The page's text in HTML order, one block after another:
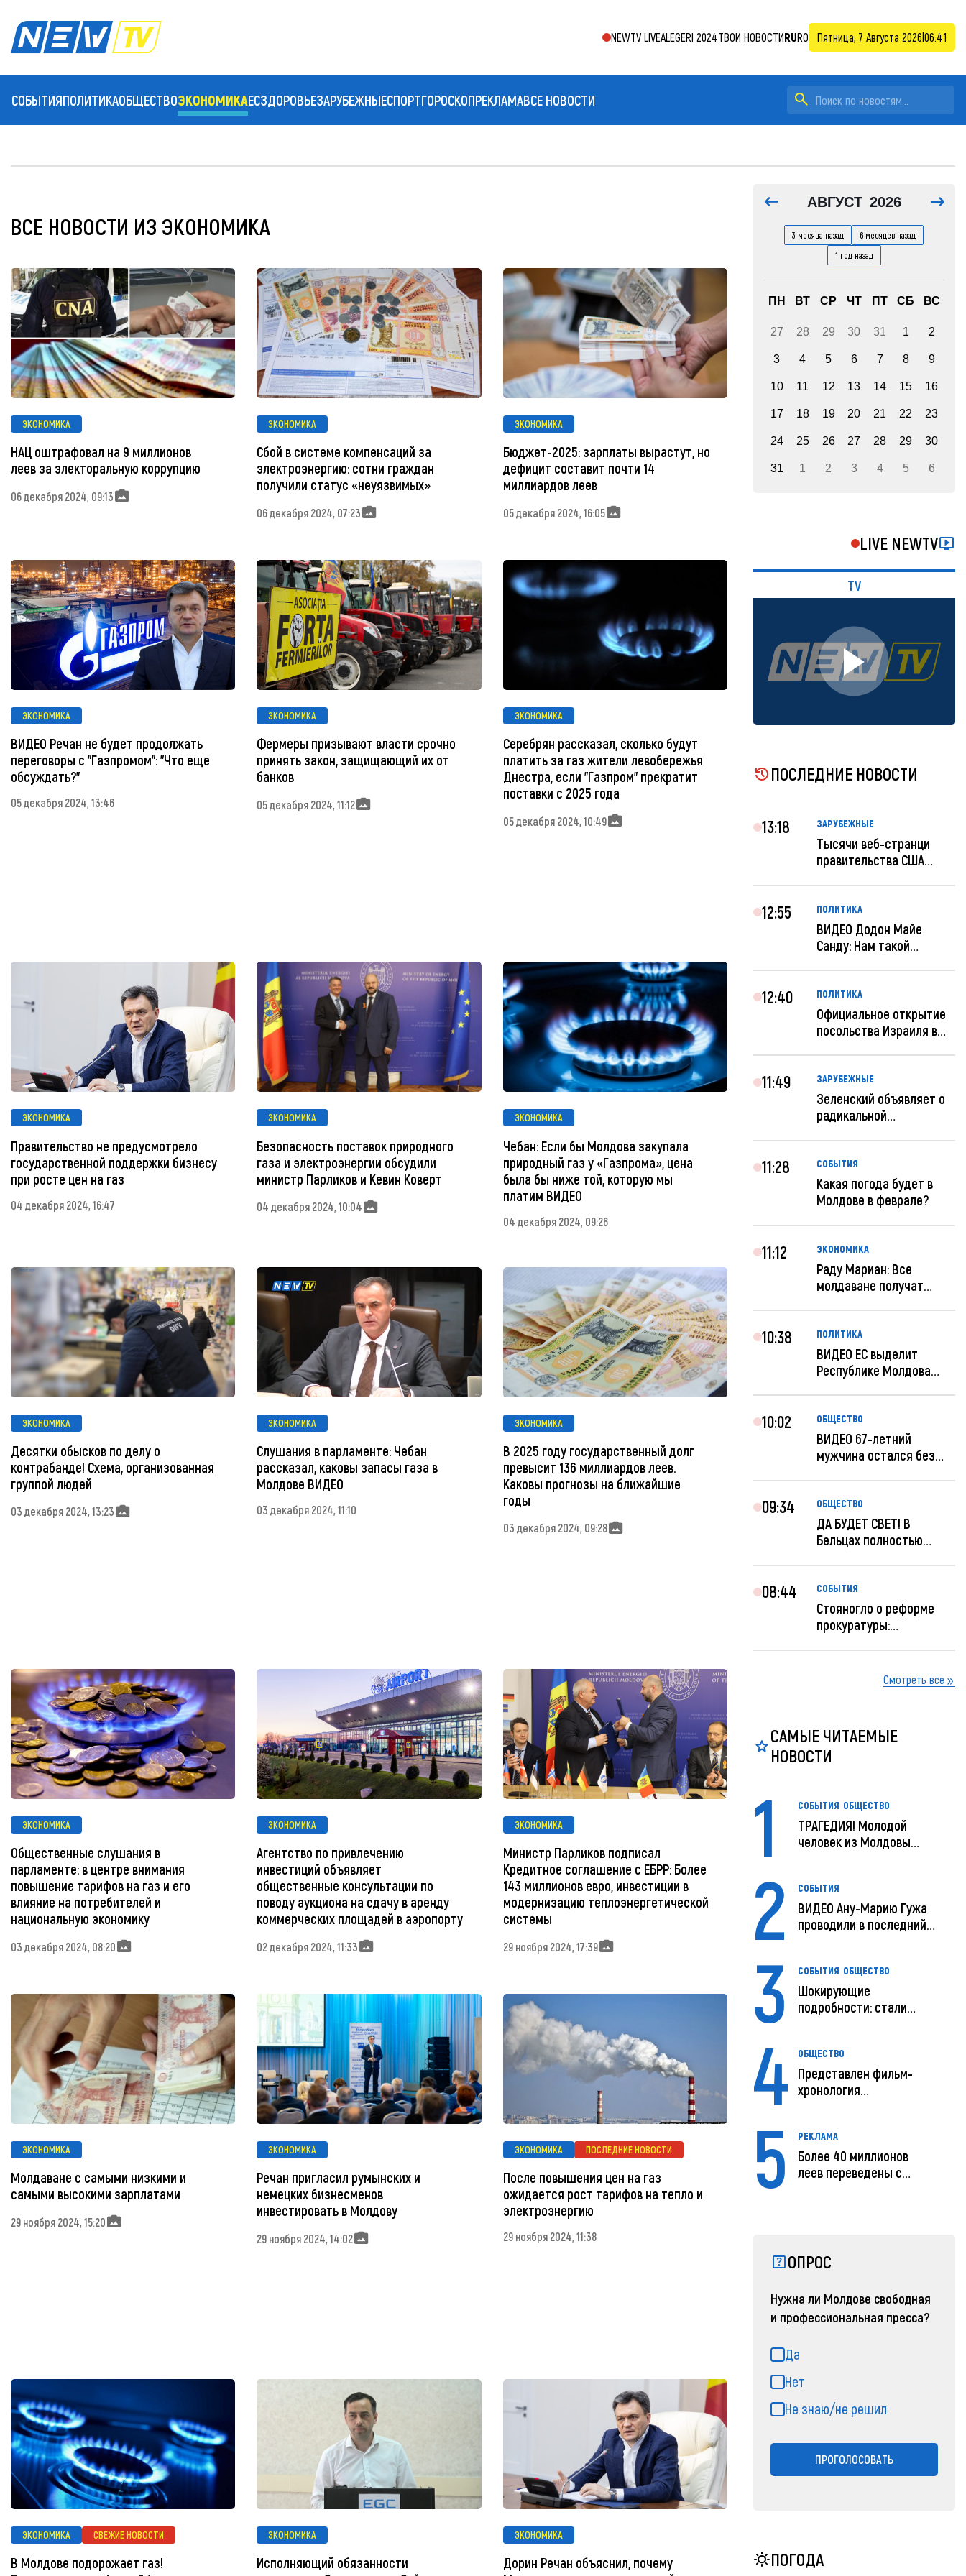
NEWTV LIVEALEGERI 2024ТВОИ НОВОСТИRURO Пятница, 7 Августа 2026 06:41
СОБЫТИЯПОЛИТИКАОБЩЕСТВОЭКОНОМИКАЕСЗДОРОВЬЕЗАРУБЕЖНЫЕСПОРТГОРОСКОПРЕКЛАМАВСЕ НОВОСТИ
ВСЕ НОВОСТИ ИЗ ЭКОНОМИКА
ЭКОНОМИКА
НАЦ оштрафовал на 9 миллионов
леев за электоральную коррупцию
06 декабря 2024, 09:13
ЭКОНОМИКА
Сбой в системе компенсаций за
электроэнергию: сотни граждан
получили статус «неуязвимых»
06 декабря 2024, 07:23
ЭКОНОМИКА
Бюджет-2025: зарплаты вырастут, но
дефицит составит почти 14
миллиардов леев
05 декабря 2024, 16:05
ЭКОНОМИКА
ВИДЕО Речан не будет продолжать
переговоры с "Газпромом": "Что еще
обсуждать?"
05 декабря 2024, 13:46
ЭКОНОМИКА
Фермеры призывают власти срочно
принять закон, защищающий их от
банков
05 декабря 2024, 11:12
ЭКОНОМИКА
Серебрян рассказал, сколько будут
платить за газ жители левобережья
Днестра, если "Газпром" прекратит
поставки с 2025 года
05 декабря 2024, 10:49
ЭКОНОМИКА
Правительство не предусмотрело
государственной поддержки бизнесу
при росте цен на газ
04 декабря 2024, 16:47
ЭКОНОМИКА
Безопасность поставок природного
газа и электроэнергии обсудили
министр Парликов и Кевин Коверт
04 декабря 2024, 10:04
ЭКОНОМИКА
Чебан: Если бы Молдова закупала
природный газ у «Газпрома», цена
была бы ниже той, которую мы
платим ВИДЕО
04 декабря 2024, 09:26
ЭКОНОМИКА
Десятки обысков по делу о
контрабанде! Схема, организованная
группой людей
03 декабря 2024, 13:23
ЭКОНОМИКА
Слушания в парламенте: Чебан
рассказал, каковы запасы газа в
Молдове ВИДЕО
03 декабря 2024, 11:10
ЭКОНОМИКА
В 2025 году государственный долг
превысит 136 миллиардов леев.
Каковы прогнозы на ближайшие
годы
03 декабря 2024, 09:28
ЭКОНОМИКА
Общественные слушания в
парламенте: в центре внимания
повышение тарифов на газ и его
влияние на потребителей и
национальную экономику
03 декабря 2024, 08:20
ЭКОНОМИКА
Агентство по привлечению
инвестиций объявляет
общественные консультации по
поводу аукциона на сдачу в аренду
коммерческих площадей в аэропорту
02 декабря 2024, 11:33
ЭКОНОМИКА
Министр Парликов подписал
Кредитное соглашение с ЕБРР: Более
143 миллионов евро, инвестиции в
модернизацию теплоэнергетической
системы
29 ноября 2024, 17:39
ЭКОНОМИКА
Молдаване с самыми низкими и
самыми высокими зарплатами
29 ноября 2024, 15:20
ЭКОНОМИКА
Речан пригласил румынских и
немецких бизнесменов
инвестировать в Молдову
29 ноября 2024, 14:02
ЭКОНОМИКА ПОСЛЕДНИЕ НОВОСТИ
После повышения цен на газ
ожидается рост тарифов на тепло и
электроэнергию
29 ноября 2024, 11:38
ЭКОНОМИКА СВЕЖИЕ НОВОСТИ
В Молдове подорожает газ!
ЭКОНОМИКА
Исполняющий обязанности
ЭКОНОМИКА
Дорин Речан объяснил, почему
АВГУСТ 2026
3 месяца назад
6 месяцев назад
1 год назад
ПН ВТ СР ЧТ ПТ СБ ВС
27 28 29 30 31 1 2
3 4 5 6 7 8 9
10 11 12 13 14 15 16
17 18 19 20 21 22 23
24 25 26 27 28 29 30
31 1 2 3 4 5 6
LIVE NEWTV
TV
ПОСЛЕДНИЕ НОВОСТИ
13:18 ЗАРУБЕЖНЫЕ
Тысячи веб-странци
правительства США
12:55 ПОЛИТИКА
ВИДЕО Додон Майе
Санду: Нам такой
12:40 ПОЛИТИКА
Официальное открытие
посольства Израиля в
11:49 ЗАРУБЕЖНЫЕ
Зеленский объявляет о
радикальной
11:28 СОБЫТИЯ
Какая погода будет в
Молдове в феврале?
11:12 ЭКОНОМИКА
Раду Мариан: Все
молдаване получат
10:38 ПОЛИТИКА
ВИДЕО ЕС выделит
Республике Молдова
10:02 ОБЩЕСТВО
ВИДЕО 67-летний
мужчина остался без
09:34 ОБЩЕСТВО
ДА БУДЕТ СВЕТ! В
Бельцах полностью
08:44 СОБЫТИЯ
Стояногло о реформе
прокуратуры:
Смотреть все
САМЫЕ ЧИТАЕМЫЕ
НОВОСТИ
1 СОБЫТИЯ ОБЩЕСТВО
ТРАГЕДИЯ! Молодой
человек из Молдовы
2 СОБЫТИЯ
ВИДЕО Ану-Марию Гужа
проводили в последний
3 СОБЫТИЯ ОБЩЕСТВО
Шокирующие
подробности: стали
4 ОБЩЕСТВО
Представлен фильм-
хронология
5 РЕКЛАМА
Более 40 миллионов
леев переведены с
ОПРОС
Нужна ли Молдове свободная
и профессиональная пресса?
Да
Нет
Не знаю/не решил
ПРОГОЛОСОВАТЬ
ПОГОДА